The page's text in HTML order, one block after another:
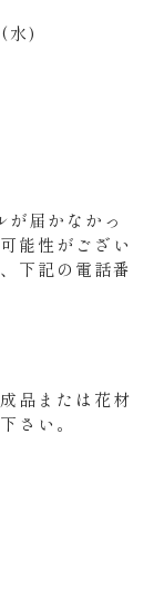
)
が届かなかっ
能性がござい
下記の電話番
品または花材
さい。